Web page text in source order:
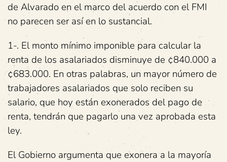
de Alvarado en el marco del acuerdo con el FMI
no parecen ser así en lo sustancial.
1-. El monto mínimo imponible para calcular la
renta de los asalariados disminuye de ¢840.000 a
¢683.000. En otras palabras, un mayor número de
trabajadores asalariados que solo reciben su
salario, que hoy están exonerados del pago de
renta, tendrán que pagarlo una vez aprobada esta
ley.
El Gobierno argumenta que exonera a la mayoría